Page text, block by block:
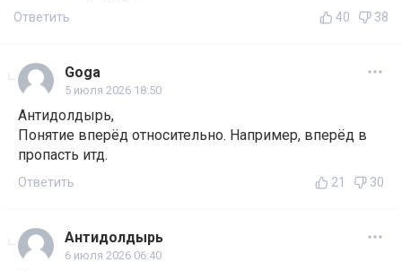
Ответить 40 38
Goga
5 июля 2026 18:50
Антидолдырь,
Понятие вперёд относительно. Например, вперёд в
пропасть итд.
Ответить 21 30
Антидолдырь
6 июля 2026 06:40